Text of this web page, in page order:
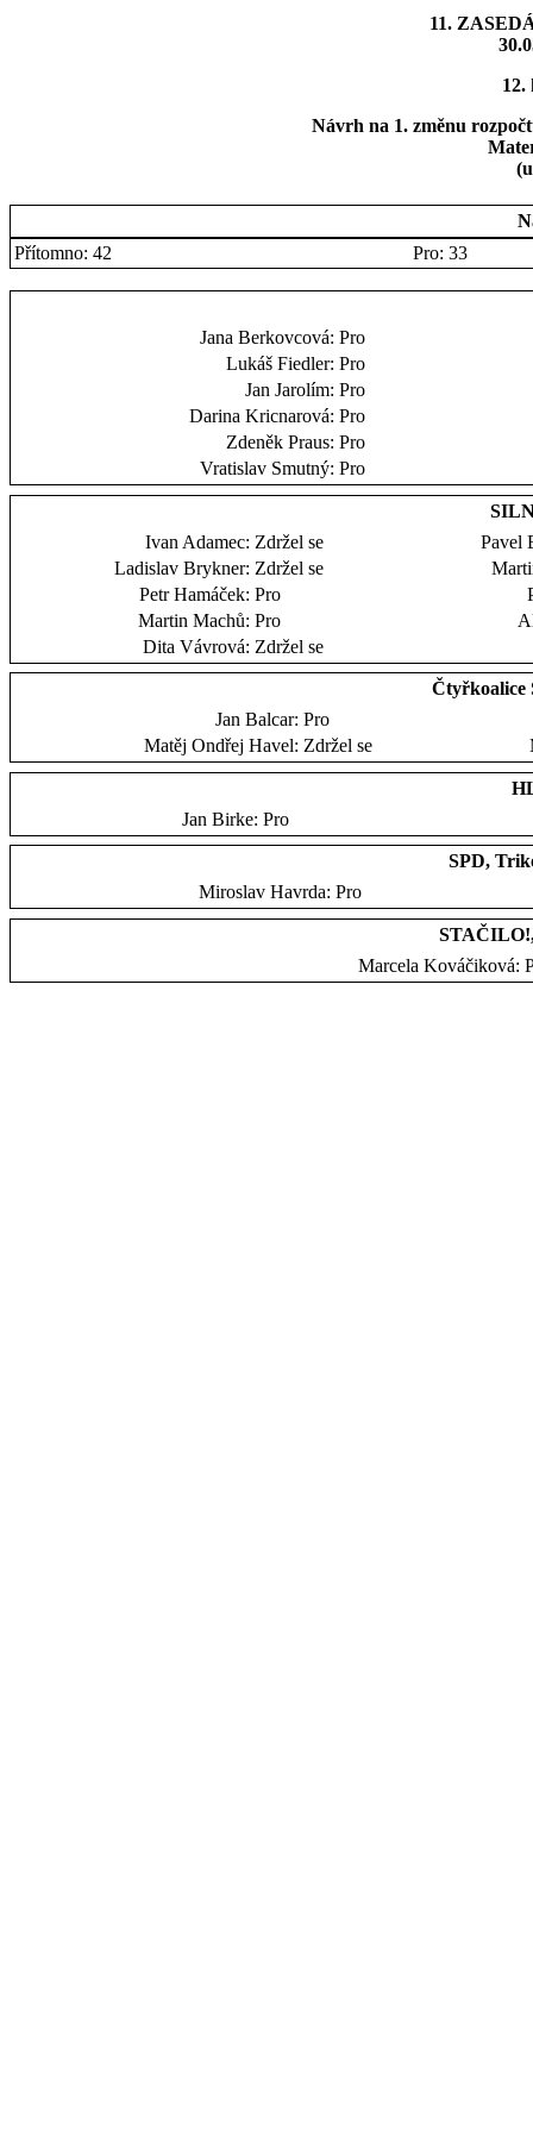
11.
12.
Návrh na 1. změnu
Přítomno: 42
Pro: 33
Jana Berkovcová: Pro
Lukáš Fiedler: Pro
Jan Jarolím: Pro
Darina Kricnarová: Pro
Zdeněk Praus: Pro
Vratislav Smutný: Pro
Ivan Adamec: Zdržel se
Pavel
Ladislav Brykner: Zdržel se
Petr Hamáček: Pro
Martin Machů: Pro
Dita Vávrová: Zdržel se
Čtyřkoalice
Jan Balcar: Pro
Matěj Ondřej Havel: Zdržel se
Jan Birke: Pro
SPD,
Miroslav Havrda: Pro
Marcela Kováčiková: